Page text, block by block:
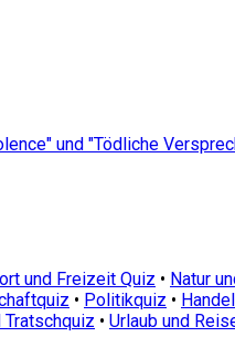
und "Tödliche
und Freizeit Quiz • Natur
• Politikquiz •
Tratschquiz • Urlaub und